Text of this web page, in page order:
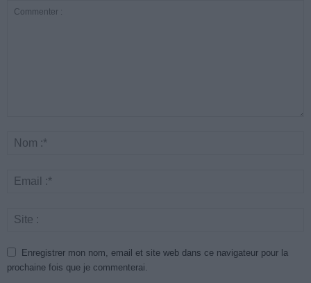
Enregistrer mon nom, email et site web dans ce navigateur pour la
prochaine fois que je commenterai.